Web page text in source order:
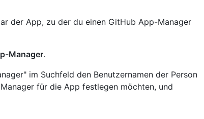
der App, zu der du einen GitHub App-Manager
Manager.
im Suchfeld den Benutzernamen der Person
für die App festlegen möchten, und